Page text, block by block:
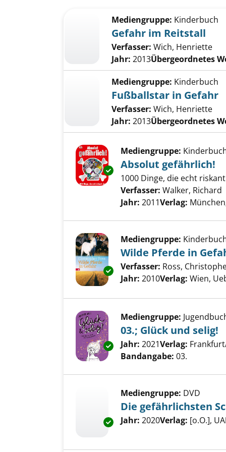
Zu den Suchfiltern springen
Mediengruppe: Kinderbuch
Gefahr im Reitstall
Verfasser: Wich, Henriette
Jahr: 2013Übergeordnetes
Mediengruppe: Kinderbuch
Fußballstar in Gefahr
Verfasser: Wich, Henriette
Jahr: 2013Übergeordnetes
Exemplar-Details von Absolut
Mediengruppe:
Absolut gefährlich!
1000 Dinge, die echt
Verfasser: Walker, Richard
Jahr: 2011Verlag:
Exemplar-Details von Wilde
Mediengruppe:
Wilde Pferde in
Verfasser: Ross,
Jahr: 2010Verlag: Wien,
Exemplar-Details von 03.;
Mediengruppe:
03.; Glück und selig!
Suche nach diesem
Jahr: 2021Verlag:
Bandangabe: 03.
Exemplar-Details von Die
Mediengruppe: DVD
Die gefährlichsten
Suche nach diesem
Jahr: 2020Verlag: [o.O.],